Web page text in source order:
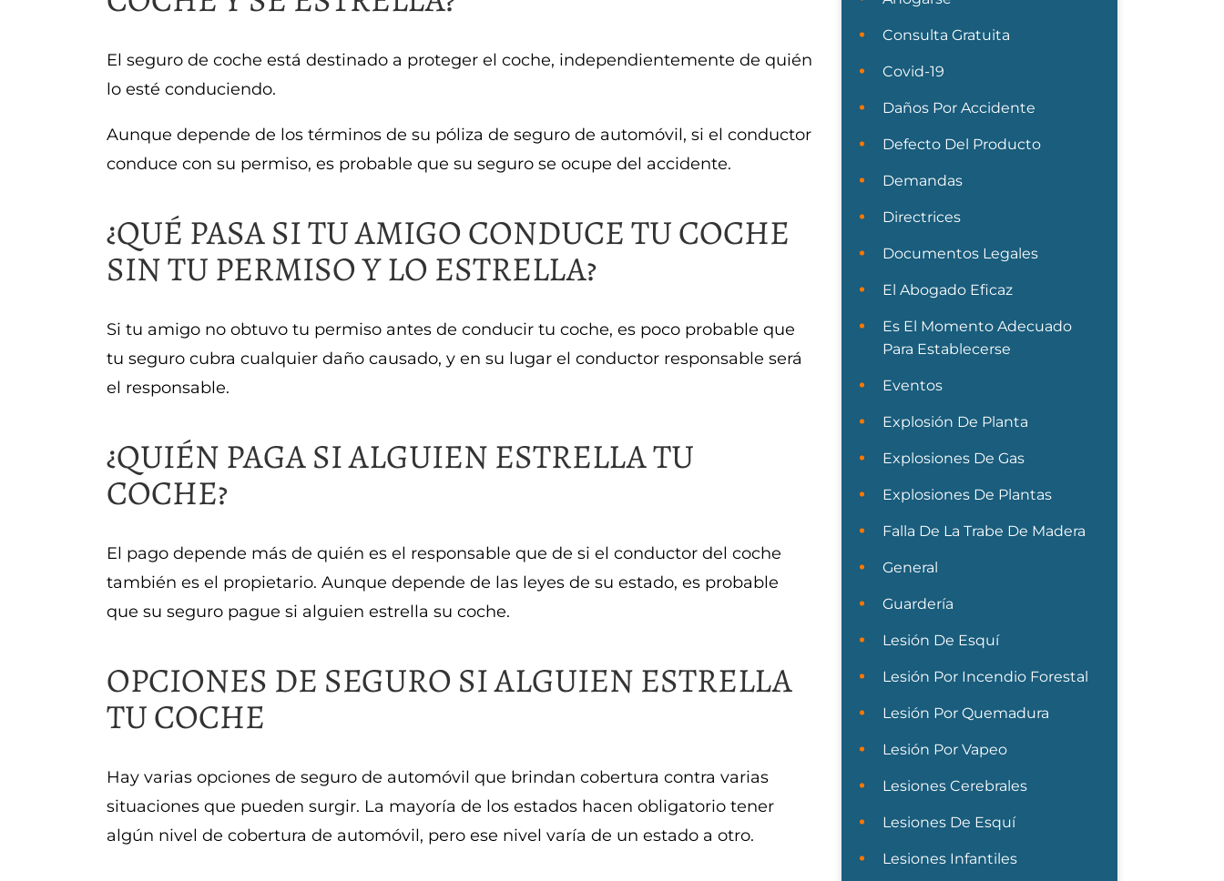
El seguro de coche está destinado a proteger el coche, independientemente de quién
lo esté conduciendo.
Aunque depende de los términos de su póliza de seguro de automóvil, si el conductor
conduce con su permiso, es probable que su seguro se ocupe del accidente.
¿QUÉ PASA SI TU AMIGO CONDUCE TU COCHE
SIN TU PERMISO Y LO ESTRELLA?
Si tu amigo no obtuvo tu permiso antes de conducir tu coche, es poco probable que
tu seguro cubra cualquier daño causado, y en su lugar el conductor responsable será
el responsable.
¿QUIÉN PAGA SI ALGUIEN ESTRELLA TU
COCHE?
El pago depende más de quién es el responsable que de si el conductor del coche
también es el propietario. Aunque depende de las leyes de su estado, es probable
que su seguro pague si alguien estrella su coche.
OPCIONES DE SEGURO SI ALGUIEN ESTRELLA
TU COCHE
Hay varias opciones de seguro de automóvil que brindan cobertura contra varias
situaciones que pueden surgir. La mayoría de los estados hacen obligatorio tener
algún nivel de cobertura de automóvil, pero ese nivel varía de un estado a otro.
Consulta Gratuita
Covid-19
Daños Por Accidente
Defecto Del Producto
Demandas
Directrices
Documentos Legales
El Abogado Eficaz
Es El Momento Adecuado
Para Establecerse
Eventos
Explosión De Planta
Explosiones De Gas
Explosiones De Plantas
Falla De La Trabe De Madera
General
Guardería
Lesión De Esquí
Lesión Por Incendio Forestal
Lesión Por Quemadura
Lesión Por Vapeo
Lesiones Cerebrales
Lesiones De Esquí
Lesiones Infantiles